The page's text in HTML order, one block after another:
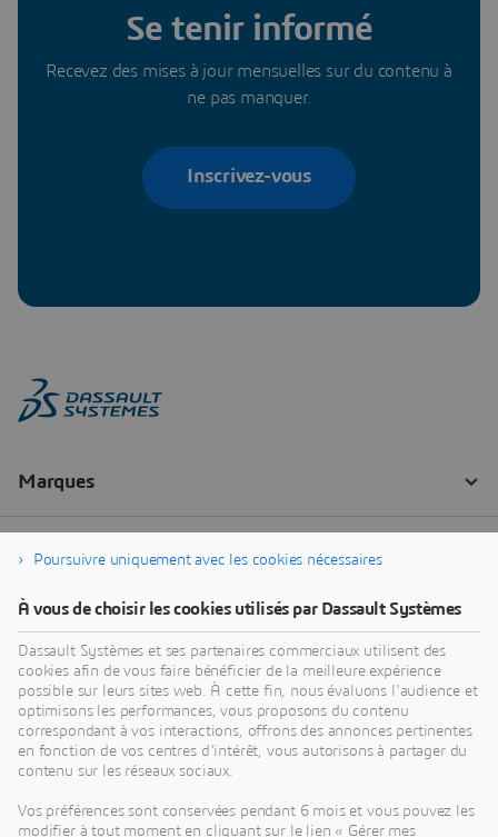
Se tenir informé
Recevez des mises à jour mensuelles sur du contenu à
ne pas manquer.
Inscrivez-vous
Poursuivre uniquement avec les cookies nécessaires
À vous de choisir les cookies utilisés par Dassault Systèmes
Dassault Systèmes et ses partenaires commerciaux utilisent des
cookies afin de vous faire bénéficier de la meilleure expérience
possible sur leurs sites web. À cette fin, nous évaluons l'audience et
optimisons les performances, vous proposons du contenu
correspondant à vos interactions, offrons des annonces pertinentes
en fonction de vos centres d'intérêt, vous autorisons à partager du
contenu sur les réseaux sociaux.
Vos préférences sont conservées pendant 6 mois et vous pouvez les
modifier à tout moment en cliquant sur le lien « Gérer mes